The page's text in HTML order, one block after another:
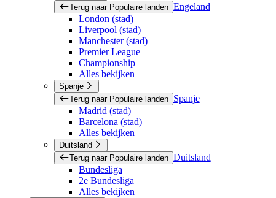
Terug naar Populaire landen Engeland
London (stad)
Liverpool (stad)
Manchester (stad)
Premier League
Championship
Alles bekijken
Spanje
Terug naar Populaire landen
Spanje
Madrid (stad)
Barcelona (stad)
Alles bekijken
Duitsland
Terug naar Populaire landen Duitsland
Bundesliga
2e Bundesliga
Alles bekijken